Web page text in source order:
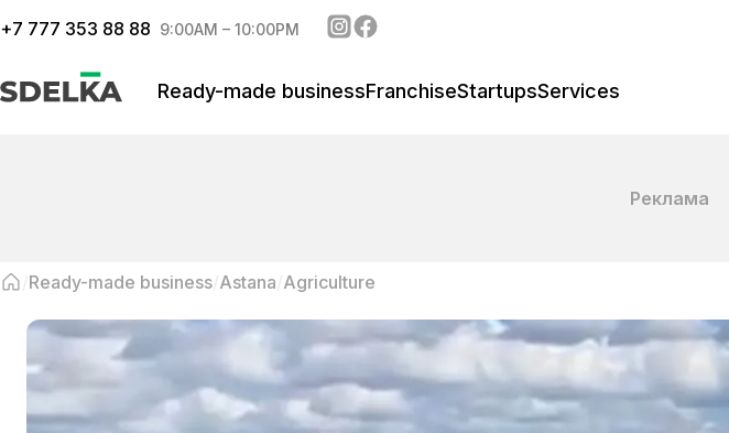
+7 777 353 88 88 9:00AM – 10:00PM
Ready-made businessFranchiseStartupsServices
Реклама
Ready-made business Astana Agriculture